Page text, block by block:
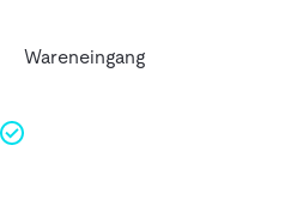
Wareneingang